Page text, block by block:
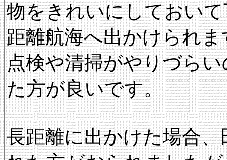
物をきれいにしておい
距離航海へ出かけられ
点検や清掃がやりづら
た方が良いです。
長距離に出かけた場合